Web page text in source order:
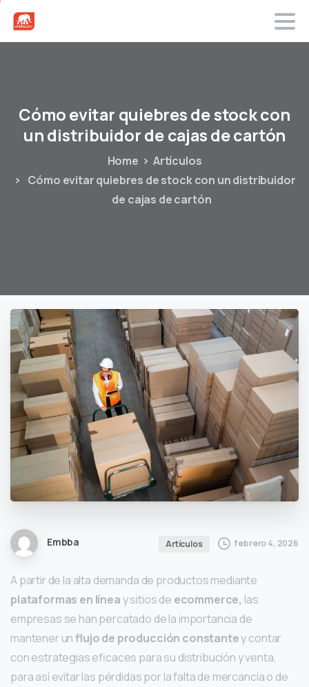
Cómoevitar quiebresdestockcon
undistribuidordecajasdecartón
Home
Artículos
Cómo evitar quiebres de stock con un distribuidor
de cajas de cartón
Embba Artículos febrero 4, 2026
A partir de la alta demanda de productos mediante
plataformas en líneay sitios de ecommerce, las
empresas se han percatado de la importancia de
mantener unflujo de producción constantey contar
con estrategias eficaces para su distribución y venta,
para así evitar las pérdidas por la falta de mercancía o de